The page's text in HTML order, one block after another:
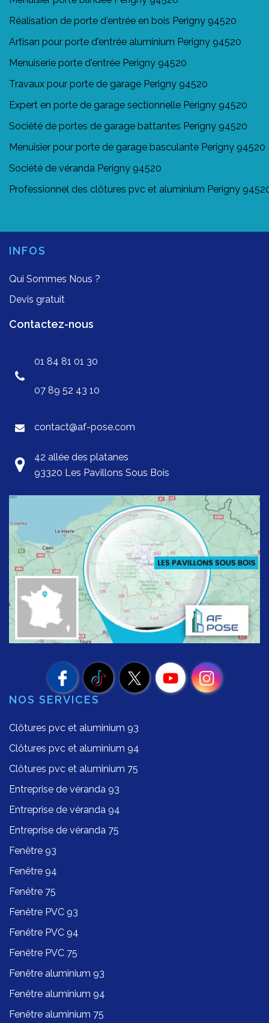
Réalisation de porte d'entrée en bois Perigny 94520
Artisan pour porte d'entrée aluminium Perigny 94520
Menuiserie porte d'entrée Perigny 94520
Travaux pour porte de garage Perigny 94520
Expert en porte de garage sectionnelle Perigny 94520
Société de portes de garage battantes Perigny 94520
Menuisier pour porte de garage basculante Perigny 94520
Société de véranda Perigny 94520
Professionnel des clôtures pvc et aluminium Perigny
INFOS
Qui Sommes Nous ?
Devis gratuit
Contactez-nous
01 84 81 01 30
07 89 52 43 10
contact@af-pose.com
42 allée des platanes
93320 Les Pavillons Sous Bois
NOS SERVICES
Clôtures pvc et aluminium 93
Clôtures pvc et aluminium 94
Clôtures pvc et aluminium 75
Entreprise de véranda 93
Entreprise de véranda 94
Entreprise de véranda 75
Fenêtre 93
Fenêtre 94
Fenêtre 75
Fenêtre PVC 93
Fenêtre PVC 94
Fenêtre PVC 75
Fenêtre aluminium 93
Fenêtre aluminium 94
Fenêtre aluminium 75